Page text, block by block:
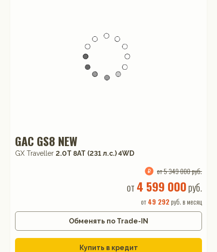
GAC GS8 NEW
GX Traveller 2.0T 8AT (231 л.с.) 4WD
от 5 349 000 руб.
от 4 599 000руб.
от49 292 руб. в месяц
Обменять по Trade-IN
Купить в кредит